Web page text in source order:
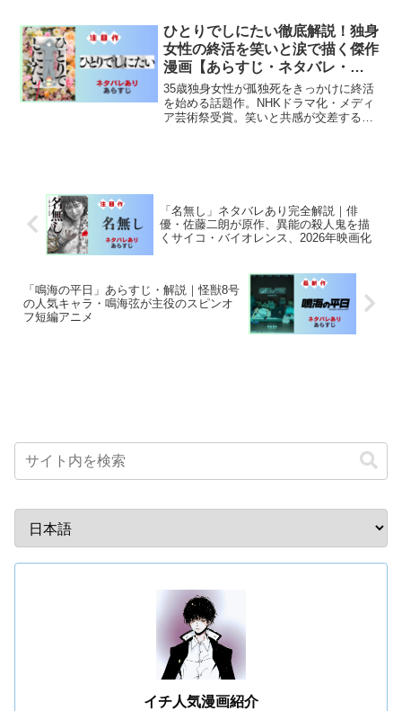
ひとりでしにたい徹底解説！独身
女性の終活を笑いと涙で描く傑作
漫画【あらすじ・ネタバレ・
NHKドラマ化情報】
35歳独身女性が孤独死をきっかけに終活
を始める話題作。NHKドラマ化・メディ
ア芸術祭受賞。笑いと共感が交差する等
「名無し」ネタバレあり完全解説｜俳
優・佐藤二朗が原作、異能の殺人鬼を描
くサイコ・バイオレンス、2026年映画化
「鳴海の平日」あらすじ・解説｜怪獣8号
の人気キャラ・鳴海弦が主役のスピンオ
フ短編アニメ
イチ人気漫画紹介